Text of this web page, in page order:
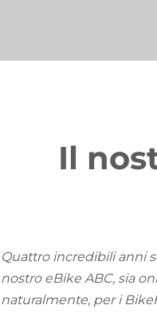
Il
Quattro incredibili anni
nostro eBike ABC, sia
naturalmente, per i